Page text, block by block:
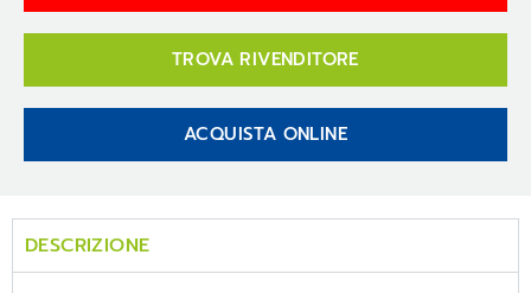
TROVA RIVENDITORE
ACQUISTA ONLINE
DESCRIZIONE